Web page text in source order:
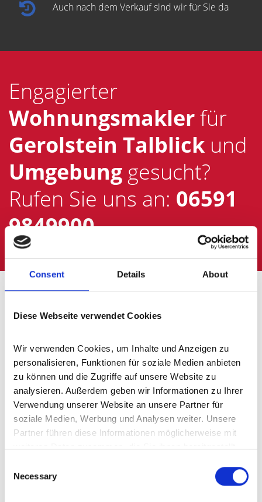
Consent Details About
Diese Webseite verwendet Cookies
Wir verwenden Cookies, um Inhalte und Anzeigen zu
personalisieren, Funktionen für soziale Medien anbieten
zu können und die Zugriffe auf unsere Website zu
analysieren. Außerdem geben wir Informationen zu Ihrer
Verwendung unserer Website an unsere Partner für
soziale Medien, Werbung und Analysen weiter. Unsere
Partner führen diese Informationen möglicherweise mit
weiteren Daten zusammen, die Sie ihnen bereitgestellt
gesammelt haben.
Selection
Necessary
Auch nach dem Verkauf sind wir für Sie da
Engagierter
Wohnungsmaklerfür
Gerolstein Talblick und
Umgebung gesucht?
Rufen Sie uns an: 06591
9849900
Gerolstein Talblick und
Umland - wir sind für Sie da